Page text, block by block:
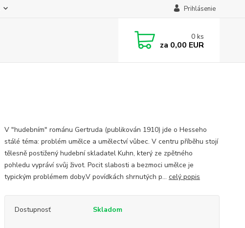
Prihlásenie
0 ks
za 0,00 EUR
V "hudebním" románu Gertruda (publikován 1910) jde o Hesseho
stálé téma: problém umělce a umělectví vůbec. V centru příběhu stojí
tělesně postižený hudební skladatel Kuhn, který ze zpětného
pohledu vypráví svůj život. Pocit slabosti a bezmoci umělce je
typickým problémem doby.V povídkách shrnutých p... celý popis
Dostupnosť Skladom